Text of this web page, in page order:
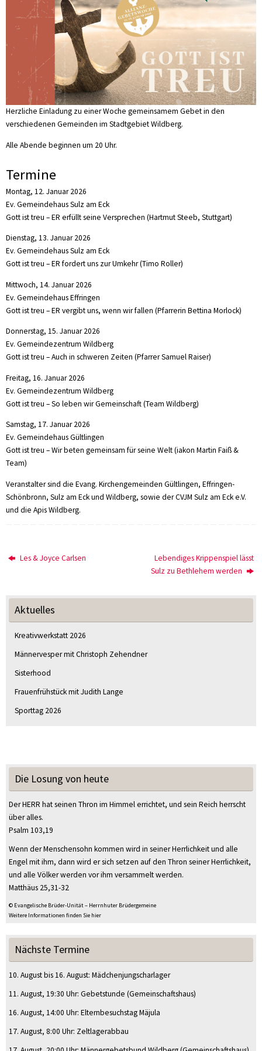
Herzliche Einladung zu einer Woche gemeinsamem Gebet in den
verschiedenen Gemeinden im Stadtgebiet Wildberg.
Alle Abende beginnen um 20 Uhr.
Termine
Montag, 12. Januar 2026
Ev. Gemeindehaus Sulz am Eck
Gott ist treu – ER erfüllt seine Versprechen (Hartmut Steeb, Stuttgart)
Dienstag, 13. Januar 2026
Ev. Gemeindehaus Sulz am Eck
Gott ist treu – ER fordert uns zur Umkehr (Timo Roller)
Mittwoch, 14. Januar 2026
Ev. Gemeindehaus Effringen
Gott ist treu – ER vergibt uns, wenn wir fallen (Pfarrerin Bettina Morlock)
Donnerstag, 15. Januar 2026
Ev. Gemeindezentrum Wildberg
Gott ist treu – Auch in schweren Zeiten (Pfarrer Samuel Raiser)
Freitag, 16. Januar 2026
Ev. Gemeindezentrum Wildberg
Gott ist treu – So leben wir Gemeinschaft (Team Wildberg)
Samstag, 17. Januar 2026
Ev. Gemeindehaus Gültlingen
Gott ist treu – Wir beten gemeinsam für seine Welt (iakon Martin Faiß &
Team)
Veranstalter sind die Evang. Kirchengemeinden Gültlingen, Effringen-
Schönbronn, Sulz am Eck und Wildberg, sowie der CVJM Sulz am Eck e.V.
und die Apis Wildberg.
Les & Joyce Carlsen
Lebendiges Krippenspiel lässt
Sulz zu Bethlehem werden
Aktuelles
Kreativwerkstatt 2026
Männervesper mit Christoph Zehendner
Sisterhood
Frauenfrühstück mit Judith Lange
Sporttag 2026
Die Losung von heute
Der HERR hat seinen Thron im Himmel errichtet, und sein Reich herrscht
über alles.
Psalm 103,19
Wenn der Menschensohn kommen wird in seiner Herrlichkeit und alle
Engel mit ihm, dann wird er sich setzen auf den Thron seiner Herrlichkeit,
und alle Völker werden vor ihm versammelt werden.
Matthäus 25,31-32
© Evangelische Brüder-Unität – Herrnhuter Brüdergemeine
Weitere Informationen finden Sie hier
Nächste Termine
10. Augustbis16. August: Mädchenjungscharlager
11. August, 19:30 Uhr: Gebetstunde (Gemeinschaftshaus)
16. August, 14:00 Uhr: Elternbesuchstag Mäjula
17. August, 8:00 Uhr: Zeltlagerabbau